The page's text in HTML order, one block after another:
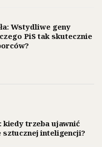
Wstydliwe geny
PiS tak skutecznie
kiedy trzeba ujawnić
sztucznej inteligencji?